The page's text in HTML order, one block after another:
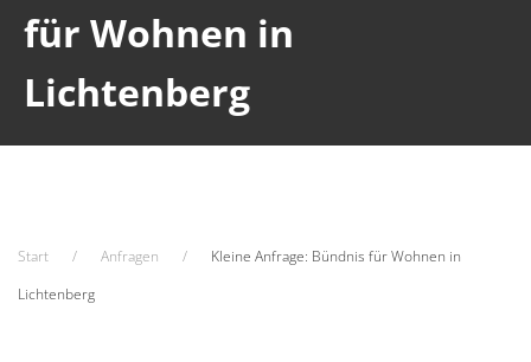
für Wohnen in
Lichtenberg
Start Anfragen
Kleine Anfrage: Bündnis für Wohnen in
Lichtenberg